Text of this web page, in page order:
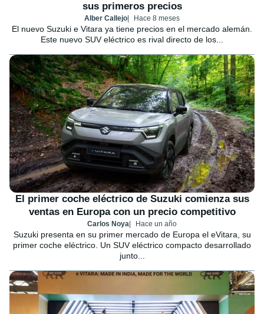
sus primeros precios
Alber Callejo Hace 8 meses
El nuevo Suzuki e Vitara ya tiene precios en el mercado alemán.
Este nuevo SUV eléctrico es rival directo de los...
El primer coche eléctrico de Suzuki comienza sus
ventas en Europa con un precio competitivo
Carlos Noya Hace un año
Suzuki presenta en su primer mercado de Europa el eVitara, su
primer coche eléctrico. Un SUV eléctrico compacto desarrollado
junto...